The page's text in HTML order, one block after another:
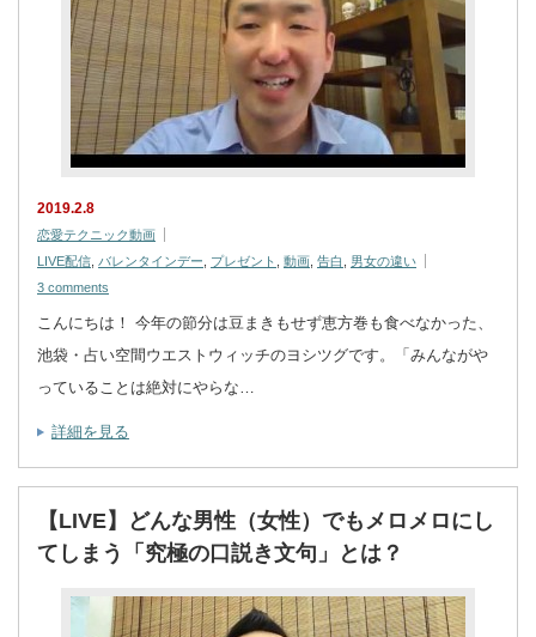
2019.2.8
恋愛テクニック動画
LIVE配信 バレンタインデー プレゼント 動画 告白
男女の違い
3 comments
こんにちは！ 今年の節分は豆まきもせず恵方巻も食べなかった、
池袋・占い空間ウエストウィッチのヨシツグです。「みんながや
っていることは絶対にやらな…
詳細を見る
【LIVE】どんな男性（女性）でもメロメロにし
てしまう「究極の口説き文句」とは？